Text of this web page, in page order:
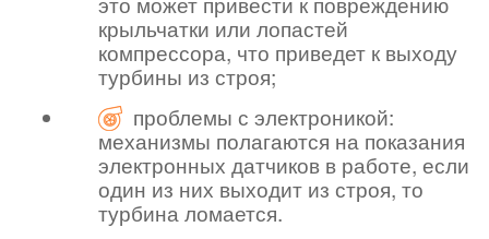
крыльчатки или лопастей
компрессора, что приведет к выходу
турбины из строя;
проблемы с электроникой:
механизмы полагаются на показания
электронных датчиков в работе, если
один из них выходит из строя, то
турбина ломается.